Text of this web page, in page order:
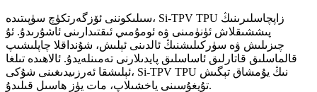
سىلىكوننى ئۆزگەرتكۈچ سۈپىتىدە، Si-TPV TPU زاپچاسلىرىنىڭ
پىششىقلاش ئۈنۈمىنى ۋە ئومۇمىي ئىقتىدارىنى ئاشۇرىدۇ. ئۇ
چىزىلىش ۋە سۈركىلىشنىڭ ئالدىنى ئېلىش، شۇنداقلا چاپلىشىپ
قالماسلىق قاتارلىق ئاساسلىق پايدىلارنى تەمىنلەيدۇ. ئالاھىدە تىلغا
ئېلىشقا ئەرزىيدىغىنى شۇكى، Si-TPV TPU نىڭ يۇمشاق تېگىش
تۇيغۇسىنى ياخشىلاپ، مات يۈز ھاسىل قىلىدۇ.